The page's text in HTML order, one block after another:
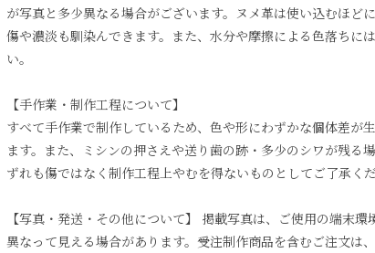
が写真と多少異なる場合がございます。ヌメ革は使い込むほどに
傷や濃淡も馴染んできます。また、水分や摩擦による色落ちに
い。
【手作業・制作工程について】
すべて手作業で制作しているため、色や形にわずかな個体差が
ます。また、ミシンの押さえや送り歯の跡・多少のシワが残る
ずれも傷ではなく制作工程上やむを得ないものとしてご了承くだ
【写真・発送・その他について】 掲載写真は、ご使用の端末
異なって見える場合があります。受注制作商品を含むご注文は